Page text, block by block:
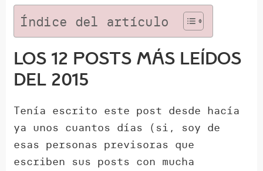
Índice del artículo
Los 12 posts más leídos
del 2015
Tenía escrito este post desde hacía
ya unos cuantos días (si, soy de
esas personas previsoras que
escriben sus posts con mucha